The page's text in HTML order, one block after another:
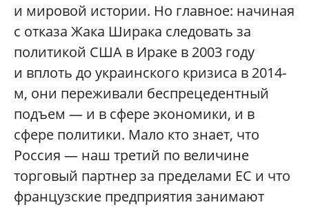
и мировой истории. Но главное: начиная
с отказа Жака Ширака следовать за
политикой США в Ираке в 2003 году
и вплоть до украинского кризиса в 2014-
м, они переживали беспрецедентный
подъем — и в сфере экономики, и в
сфере политики. Мало кто знает, что
Россия — наш третий по величине
торговый партнер за пределами ЕС и что
французские предприятия занимают